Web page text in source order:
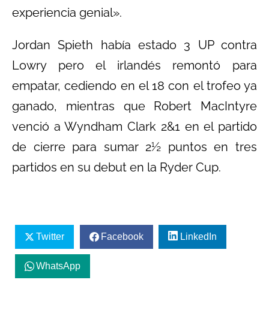
experiencia genial».
Jordan Spieth había estado 3 UP contra
Lowry pero el irlandés remontó para
empatar, cediendo en el 18 con el trofeo ya
ganado, mientras que Robert MacIntyre
venció a Wyndham Clark 2&1 en el partido
de cierre para sumar 2½ puntos en tres
partidos en su debut en la Ryder Cup.
Twitter Facebook LinkedIn
WhatsApp